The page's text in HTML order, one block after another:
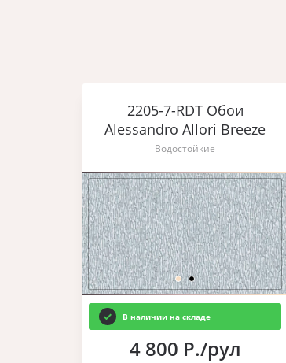
2205-7-RDT Обои
Alessandro Allori Breeze
Водостойкие
В наличии на складе
4 800 Р./рул